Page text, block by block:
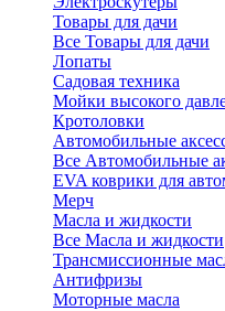
Товары для дачи
Все Товары для дачи
Лопаты
Садовая техника
Мойки высокого
Кротоловки
Автомобильные
Все Автомобильные
EVA коврики для
Мерч
Масла и жидкости
Все Масла и жидкости
Трансмиссионные
Антифризы
Моторные масла